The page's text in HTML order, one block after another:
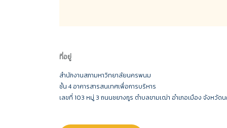
ที่อยู่
สำนักงานสภามหาวิทยาลัยนครพนม
ชั้น 4 อาคารสารสนเทศเพื่อการบริหาร
เลขที่ 103 หมู่ 3 ถนนชยางกูร ตำบลขามเฒ่า อำเภอเมือง จังหวั